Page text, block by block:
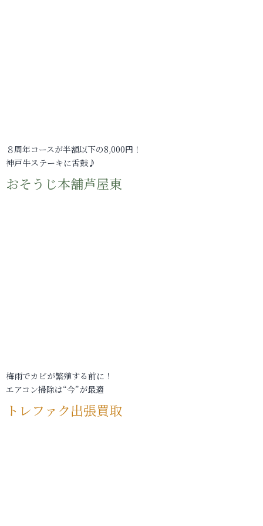
８周年コースが半額以下の8,000円！
神戸牛ステーキに舌鼓♪
おそうじ本舗芦屋東
梅雨でカビが繁殖する前に！
エアコン掃除は“今”が最適
トレファク出張買取